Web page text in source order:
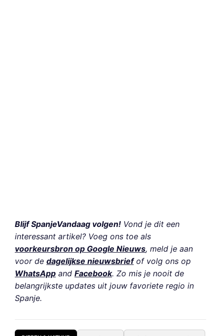
Blijf SpanjeVandaag volgen! Vond je dit een
interessant artikel? Voeg ons toe als
voorkeursbron op Google Nieuws, meld je aan
voor de dagelijkse nieuwsbriefof volg ons op
WhatsApp and Facebook. Zo mis je nooit de
belangrijkste updates uit jouw favoriete regio in
Spanje.